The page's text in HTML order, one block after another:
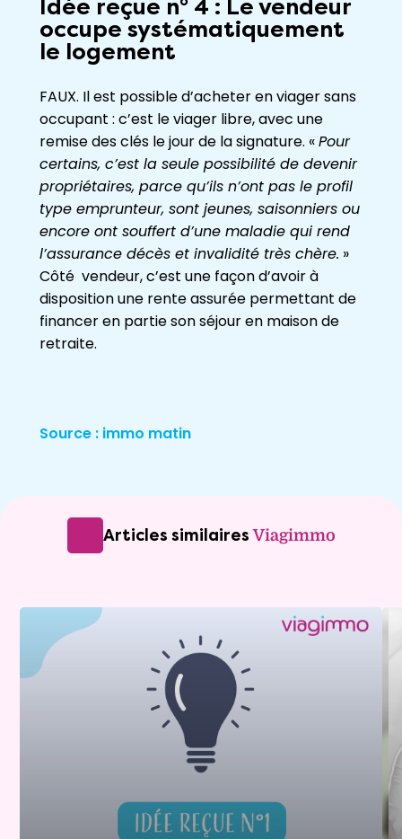
Idée reçue n° 4 : Le vendeur
occupe systématiquement
le logement
FAUX. Il est possible d’acheter en viager sans
occupant : c’est le viager libre, avec une
remise des clés le jour de la signature. «Pour
certains, c’est la seule possibilité de devenir
propriétaires, parce qu’ils n’ont pas le profil
type emprunteur, sont jeunes, saisonniers ou
encore ont souffert d’une maladie qui rend
l’assurance décès et invalidité très chère. »
Côté vendeur, c’est une façon d’avoir à
disposition une rente assurée permettant de
financer en partie son séjour en maison de
retraite.
Source : immo matin
Articles similairesViagimmo